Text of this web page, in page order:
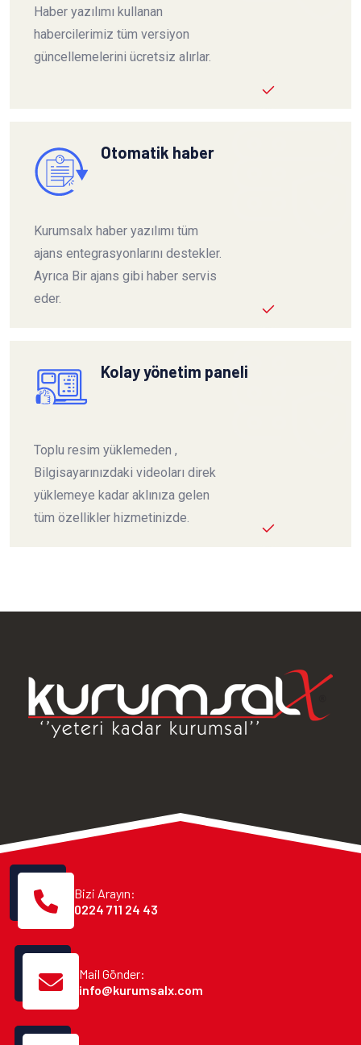
Haber yazılımı kullanan
habercilerimiz tüm versiyon
güncellemelerini ücretsiz alırlar.
Otomatik haber
Kurumsalx haber yazılımı tüm
ajans entegrasyonlarını destekler.
Ayrıca Bir ajans gibi haber servis
eder.
Kolay yönetim paneli
Toplu resim yüklemeden ,
Bilgisayarınızdaki videoları direk
yüklemeye kadar aklınıza gelen
tüm özellikler hizmetinizde.
Bizi Arayın:
0224 711 24 43
Mail Gönder:
info@kurumsalx.com